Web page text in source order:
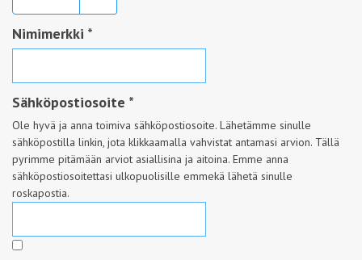
Nimimerkki *
Sähköpostiosoite *
Ole hyvä ja anna toimiva sähköpostiosoite. Lähetämme sinulle
sähköpostilla linkin, jota klikkaamalla vahvistat antamasi arvion. Tällä
pyrimme pitämään arviot asiallisina ja aitoina. Emme anna
sähköpostiosoitettasi ulkopuolisille emmekä lähetä sinulle
roskapostia.